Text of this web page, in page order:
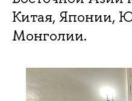
Китая, Японии,
Монголии.